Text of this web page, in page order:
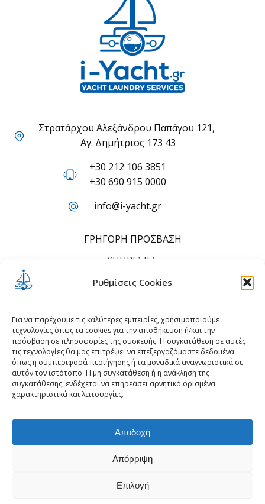
Ρυθμίσεις Cookies
Για να παρέχουμε τις καλύτερες εμπειρίες, χρησιμοποιούμε
τεχνολογίες όπως τα cookies για την αποθήκευση ή/και την
πρόσβαση σε πληροφορίες της συσκευής. Η συγκατάθεση σε αυτές
τις τεχνολογίες θα μας επιτρέψει να επεξεργαζόμαστε δεδομένα
όπως η συμπεριφορά περιήγησης ή τα μοναδικά αναγνωριστικά σε
αυτόν τον ιστότοπο. Η μη συγκατάθεση ή η ανάκληση της
συγκατάθεσης, ενδέχεται να επηρεάσει αρνητικά ορισμένα
χαρακτηριστικά και λειτουργίες.
Αποδοχή
Απόρριψη
Επιλογή
Στρατάρχου Αλεξάνδρου Παπάγου 121,
Αγ. Δημήτριος 173 43
+30 212 106 3851
+30 690 915 0000
info@i-yacht.gr
ΓΡΉΓΟΡΗ ΠΡΌΣΒΑΣΗ
ΥΠΗΡΕΣΊΕΣ
ΤΙΜΟΚΑΤΆΛΟΓΟΣ
ΕΠΙΚΟΙΝΩΝΊΑ
ΌΡΟΙ & ΠΟΛΙΤΙΚΈΣ
ΠΟΛΙΤΙΚΉ ΑΠΟΡΡΉΤΟΥ
ΠΟΛΙΤΙΚΉ COOKIES
Copyright © 2024 i-Yacht.gr - Yacht Laundry Services
Powered bySynthesys